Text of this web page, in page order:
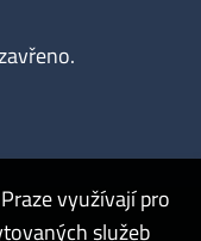
využívají pro
služeb